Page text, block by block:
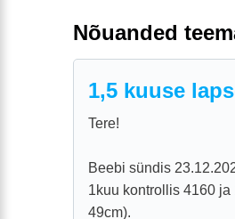
Nõuanded
1,5 kuuse
Tere!
Beebi sündis
1kuu kontrollis 4160
49cm).